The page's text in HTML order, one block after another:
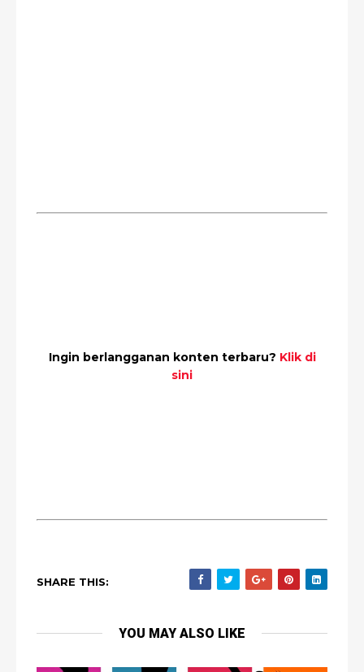
Ingin berlangganan konten terbaru? Klik di
sini
SHARE THIS:
YOU MAY ALSO LIKE